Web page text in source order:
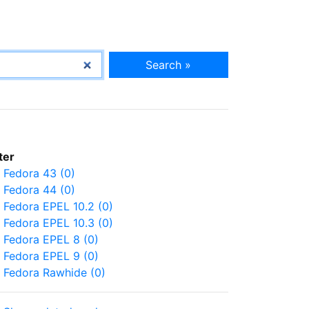
Search »
Fedora 43 (0)
Fedora 44 (0)
Fedora EPEL 10.2 (0)
Fedora EPEL 10.3 (0)
Fedora EPEL 8 (0)
Fedora EPEL 9 (0)
Fedora Rawhide (0)